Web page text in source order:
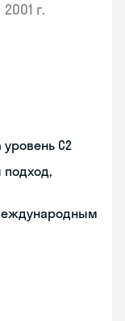
2001 г.
уровень С2
подход,